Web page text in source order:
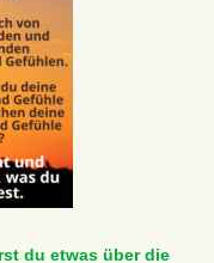
du etwas über die